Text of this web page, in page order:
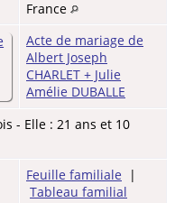
France
Acte de mariage de
Albert Joseph
CHARLET + Julie
Amélie DUBALLE
- Elle : 21 ans et 10
Feuille familiale |
Tableau familial